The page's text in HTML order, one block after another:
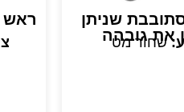
שניתן
את גובהה
שחור מט
ראש